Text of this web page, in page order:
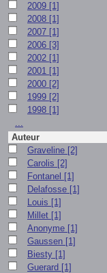
2009 [1]
2008 [1]
2007 [1]
2006 [3]
2002 [1]
2001 [1]
2000 [2]
1999 [2]
1998 [1]
...
Auteur
Graveline [2]
Carolis [2]
Fontanel [1]
Delafosse [1]
Louis [1]
Millet [1]
Anonyme [1]
Gaussen [1]
Biesty [1]
Guerard [1]